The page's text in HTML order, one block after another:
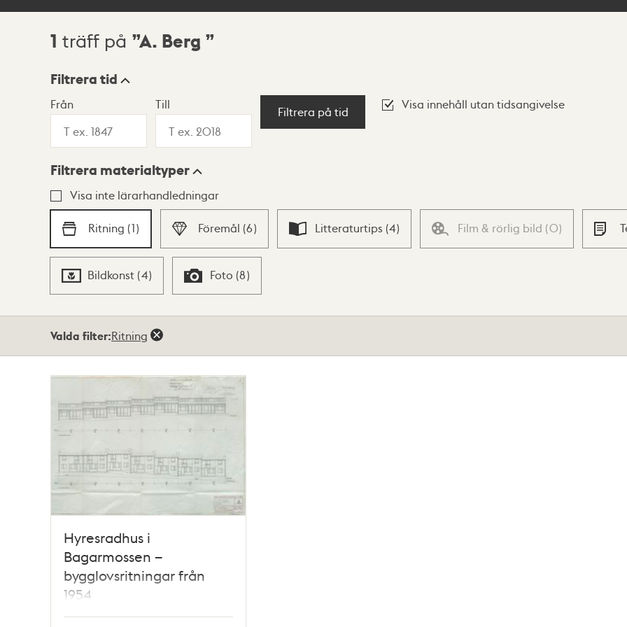
Sökresultat
1 träff på A. Berg
Visningsläge
Lista Karta
Filtrera tid
Från Till
Filtrera på tid
Visa innehåll utan tidsangivelse
Filtrera materialtyper
Visa inte lärarhandledningar
Ritning (1) Föremål (6) Litteraturtips (4) Film & rörlig bild (0)
Bildkonst (4) Foto (8)
Valda filter:Ritning
Hyresradhus i
Bagarmossen –
bygglovsritningar från
1954